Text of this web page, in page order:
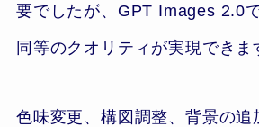
要でしたが、GPT Images 2.0
同等のクオリティが実現できま
色味変更、構図調整、背景の追